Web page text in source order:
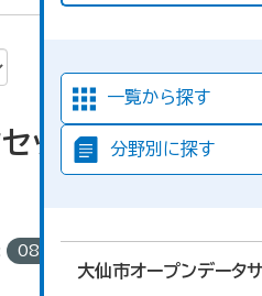
一覧から探す
分野別に探す
大仙市オープンデータ
ットが見つか
08_住宅・土地・建設